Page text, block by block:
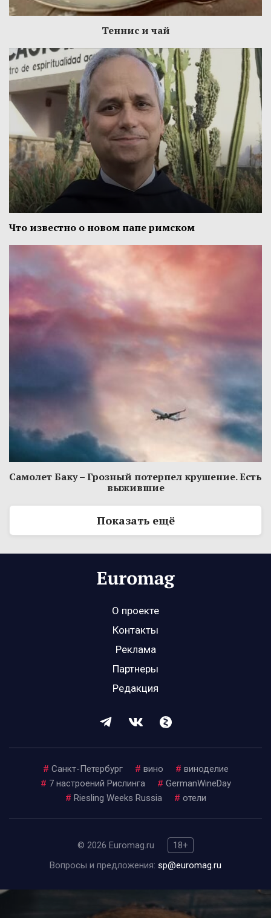
Теннис и чай
Что известно о новом папе римском
Самолет Баку – Грозный потерпел крушение. Есть
выжившие
Показать ещё
О проекте
Контакты
Реклама
Партнеры
Редакция
# Санкт-Петербург # вино # виноделие
# 7 настроений Рислинга # GermanWineDay
# Riesling Weeks Russia # отели
© 2026 Euromag.ru
18+
Вопросы и предложения: sp@euromag.ru